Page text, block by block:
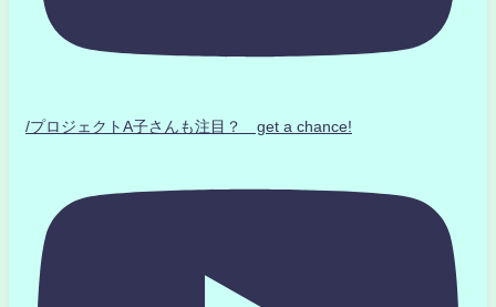
/プロジェクトA子さんも注目？ get a chance!